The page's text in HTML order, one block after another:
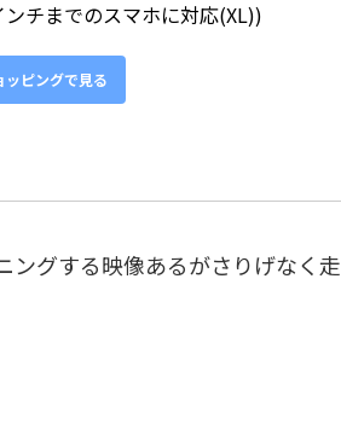
チまでのスマホに対応(XL))
ピングで見る
ングする映像あるがさりげなく走